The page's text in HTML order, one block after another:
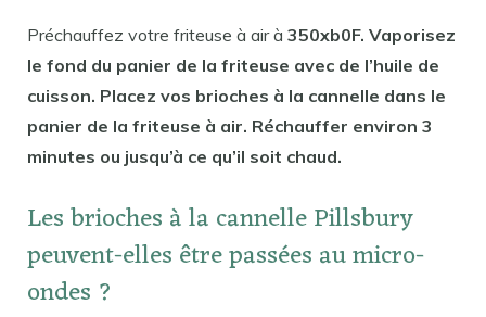
Préchauffez votre friteuse à air à 350xb0F. Vaporisez
le fond du panier de la friteuse avec de l’huile de
cuisson. Placez vos brioches à la cannelle dans le
panier de la friteuse à air. Réchauffer environ 3
minutes ou jusqu’à ce qu’il soit chaud.
Les brioches à la cannelle Pillsbury
peuvent-elles être passées au micro-
ondes ?